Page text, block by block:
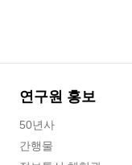
연구원 홍보
50년사
간행물